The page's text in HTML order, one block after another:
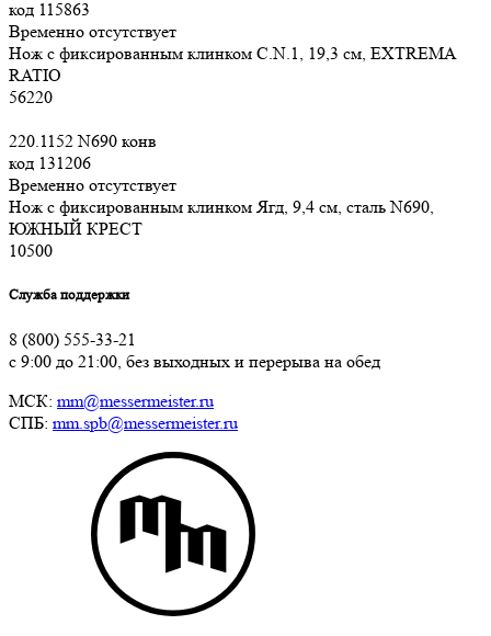
код 115863
Временно отсутствует
Нож с фиксированным клинком C.N.1, 19,3 см, EXTREMA
RATIO
56220
220.1152 N690 конв
код 131206
Временно отсутствует
Нож с фиксированным клинком Ягд, 9,4 см, сталь N690,
ЮЖНЫЙ КРЕСТ
10500
Служба поддержки
8 (800) 555-33-21
с 9:00 до 21:00, без выходных и перерыва на обед
МСК: mm@messermeister.ru
СПБ: mm.spb@messermeister.ru